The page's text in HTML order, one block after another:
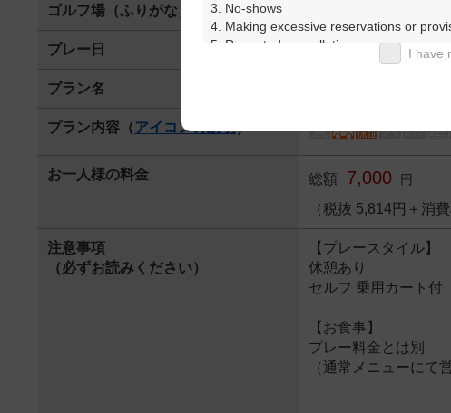
ゴルフ場（ふりがな）
プレー日 2026年02月18日（水
プラン名 [GPSカートナビ付]
プラン内容（アイコンの説明
お一人様の料金 総額 7,000 円
（税抜 5,814円＋消
注意事項
（必ずお読みください）
【プレースタイル】
休憩あり
セルフ 乗用カート付
【お食事】
プレー料金とは別
（通常メニューにて
3. No-shows
4. Making excessive reservations or
5. Repeated cancellations
6. Violating laws and regulations
7. Causing inconvenience to others
We appreciate your understanding and
I have